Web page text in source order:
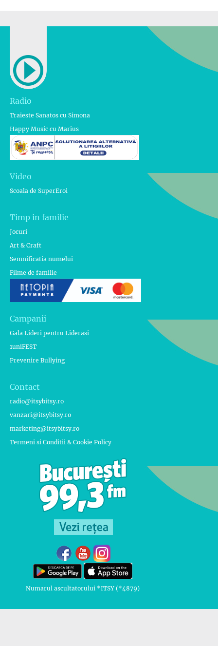
Radio
Traieste Sanatos cu Simona
Happy Music cu Marius
Video
Scoala de SuperEroi
Timp in familie
Jocuri
Art & Craft
Semnificatia numelui
Filme de familie
Campanii
Gala Lideri pentru Liderasi
1uniFEST
Prevenire Bullying
Contact
radio@itsybitsy.ro
vanzari@itsybitsy.ro
marketing@itsybitsy.ro
Termeni si Conditii & Cookie Policy
Numarul ascultatorului *ITSY (*4879)